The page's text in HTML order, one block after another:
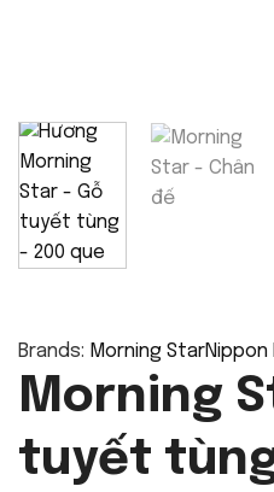
Brands: Morning StarNippon
Morning
tuyết